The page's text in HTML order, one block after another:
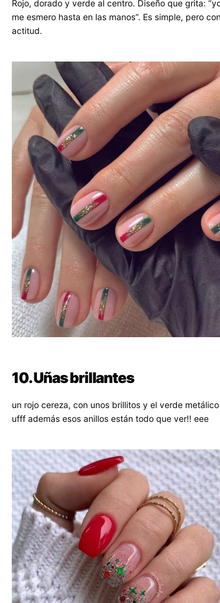
Rojo, dorado y verde al centro. Diseño que grita:
me esmero hasta en las manos”. Es simple, pero
actitud.
10. Uñas brillantes
un rojo cereza, con unos brillitos y el verde
ufff además esos anillos están todo que ver!! eee